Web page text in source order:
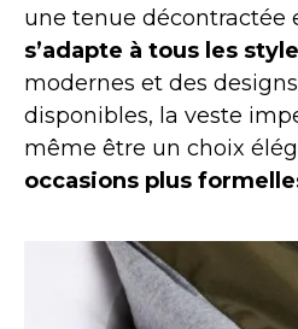
une tenue décontractée
s’adapte à tous les
modernes et des
disponibles, la veste
même être un choix
occasions plus